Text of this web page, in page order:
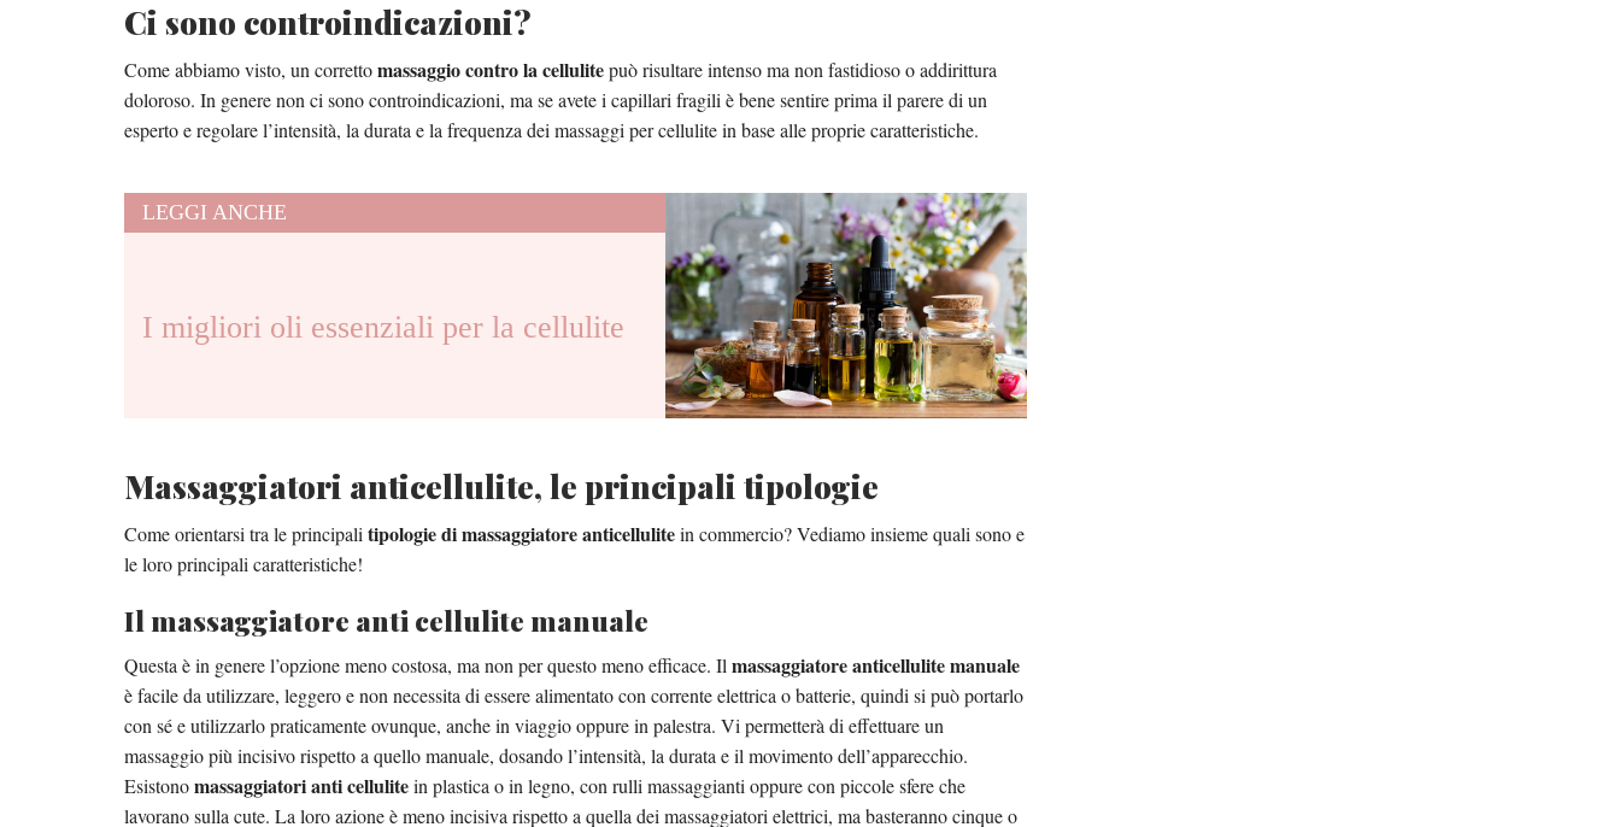
Ci sono controindicazioni?
Come abbiamo visto, un correttomassaggio contro la cellulitepuò risultare intenso ma non fastidioso o addirittura
doloroso. In genere non ci sono controindicazioni, ma se avete i capillari fragili è bene sentire prima il parere di un
esperto e regolare l’intensità, la durata e la frequenza dei massaggi per cellulite in base alle proprie caratteristiche.
LEGGI ANCHE
I migliori oli essenziali per la cellulite
Massaggiatori anticellulite, le principali tipologie
Come orientarsi tra le principali tipologie di massaggiatore anticellulitein commercio? Vediamo insieme quali sono e
le loro principali caratteristiche!
Il massaggiatore anti cellulite manuale
Questa è in genere l’opzione meno costosa, ma non per questo meno efficace. Il massaggiatore anticellulite manuale
è facile da utilizzare, leggero e non necessita di essere alimentato con corrente elettrica o batterie, quindi si può portarlo
con sé e utilizzarlo praticamente ovunque, anche in viaggio oppure in palestra. Vi permetterà di effettuare un
massaggio più incisivo rispetto a quello manuale, dosando l’intensità, la durata e il movimento dell’apparecchio.
Esistonomassaggiatori anti cellulitein plastica o in legno, con rulli massaggianti oppure con piccole sfere che
lavorano sulla cute. La loro azione è meno incisiva rispetto a quella dei massaggiatori elettrici, ma basteranno cinque o